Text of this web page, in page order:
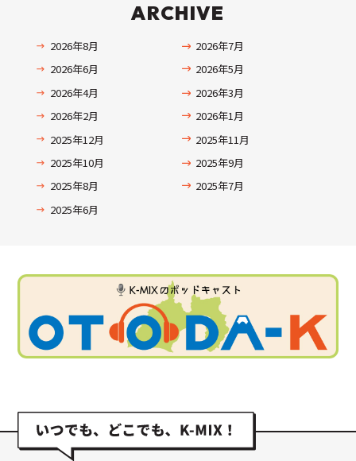
ARCHIVE
2026年8月
2026年7月
2026年6月
2026年5月
2026年4月
2026年3月
2026年2月
2026年1月
2025年12月
2025年11月
2025年10月
2025年9月
2025年8月
2025年7月
2025年6月